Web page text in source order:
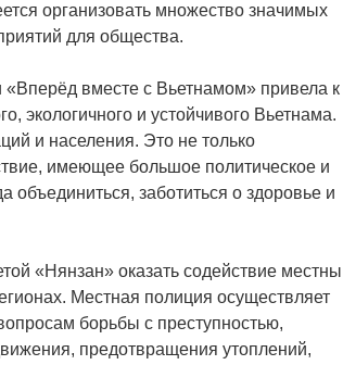
организовать множество значимых
для общества.
вместе с Вьетнамом» привела к
экологичного и устойчивого Вьетнама.
и населения. Это не только
имеющее большое политическое и
заботиться о здоровье и
«Нянзан» оказать содействие
Местная полиция осуществляет
борьбы с преступностью,
предотвращения утоплений,